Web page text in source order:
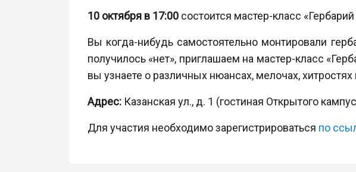
10 октября в 17:00 состоится мастер-класс
Вы когда-нибудь самостоятельно монтировали
получилось «нет», приглашаем на мастер-класс
вы узнаете о различных нюансах, мелочах,
Адрес: Казанская ул., д. 1 (гостиная Открытого
Для участия необходимо зарегистрироваться по